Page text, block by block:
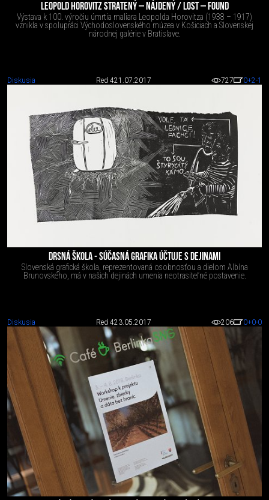
LEOPOLD HOROVITZ STRATENÝ – NÁJDENÝ / LOST – FOUND
Výstava k 100. výročiu úmrtia maliara Leopolda Horovitza (1938 – 1917)
vznikla v spolupráci Východoslovenského múzea v Košiciach a Slovenskej
národnej galérie v Bratislave.
Diskusia Red 421.07.2017 727 0+2-1
DRSNÁ ŠKOLA - SÚČASNÁ GRAFIKA ÚČTUJE S DEJINAMI
Slovenská grafická škola, reprezentovaná osobnosťou a dielom Albína
Brunovského, má v našich dejinách umenia neotrasiteľné postavenie.
Diskusia Red 423.05.2017 206 0+0-0